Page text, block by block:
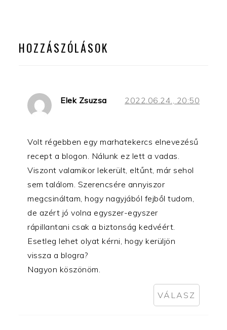
INTERACTIONS
HOZZÁSZÓLÁSOK
Elek Zsuzsa 2022.06.24., 20:50
Volt régebben egy marhatekercs elnevezésű
recept a blogon. Nálunk ez lett a vadas.
Viszont valamikor lekerült, eltűnt, már sehol
sem találom. Szerencsére annyiszor
megcsináltam, hogy nagyjából fejből tudom,
de azért jó volna egyszer-egyszer
rápillantani csak a biztonság kedvéért.
Esetleg lehet olyat kérni, hogy kerüljön
vissza a blogra?
Nagyon köszönöm.
VÁLASZ